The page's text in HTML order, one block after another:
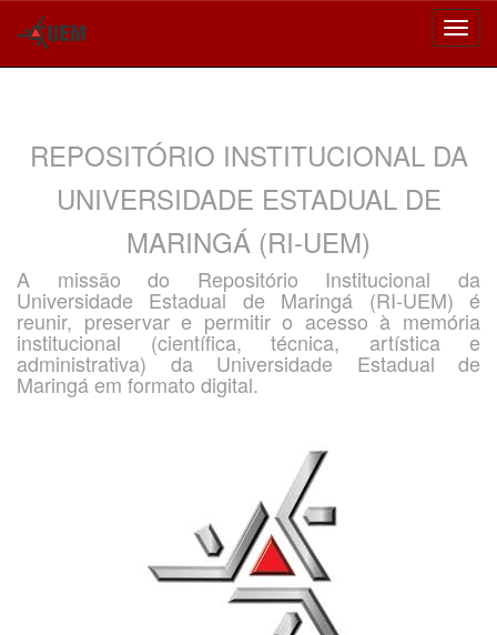
REPOSITÓRIO INSTITUCIONAL DA
UNIVERSIDADE ESTADUAL DE
MARINGÁ (RI-UEM)
A missão do Repositório Institucional da
Universidade Estadual de Maringá (RI-UEM) é
reunir, preservar e permitir o acesso à memória
institucional (científica, técnica, artística e
administrativa) da Universidade Estadual de
Maringá em formato digital.